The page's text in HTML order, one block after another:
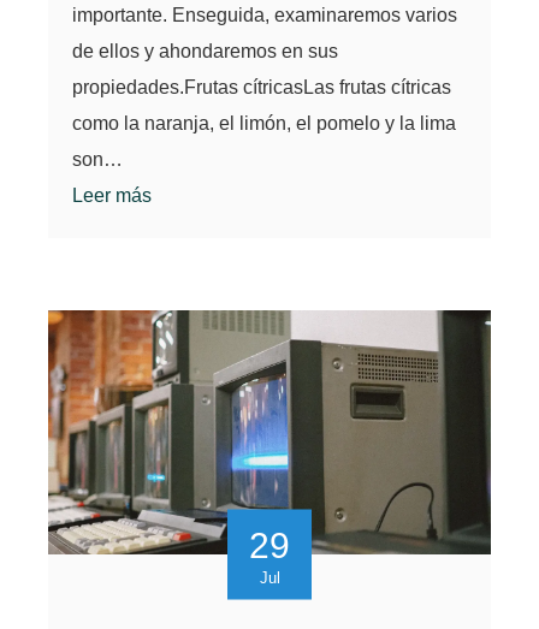
importante. Enseguida, examinaremos varios
de ellos y ahondaremos en sus
propiedades.Frutas cítricasLas frutas cítricas
como la naranja, el limón, el pomelo y la lima
son…
Leer más
29
Jul